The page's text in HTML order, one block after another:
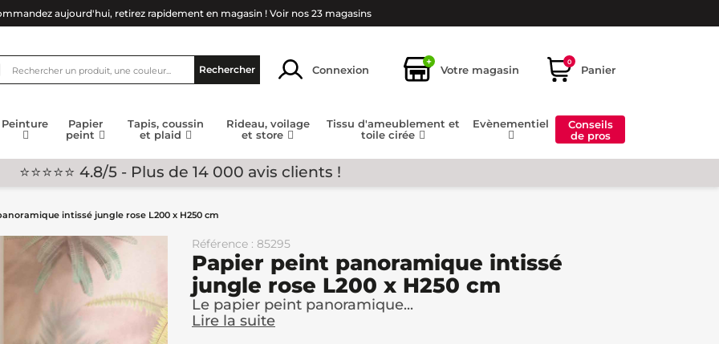
aujourd'hui, retirez rapidement en magasin ! Voir nos 23 magasins
Rechercher Connexion
+
Votre magasin
0
Panier
Peinture
Papier
peint
Tapis, coussin
et plaid
Rideau, voilage
et store
Tissu d'ameublement et
toile cirée
Evènementiel
Conseils
de pros
⭐⭐⭐⭐⭐ 4.8/5 - Plus de 14 000 avis clients !
intissé jungle rose L200 x H250 cm
Référence : 85295
Papier peint panoramique intissé
jungle rose L200 x H250 cm
Le papier peint panoramique...
Lire la suite